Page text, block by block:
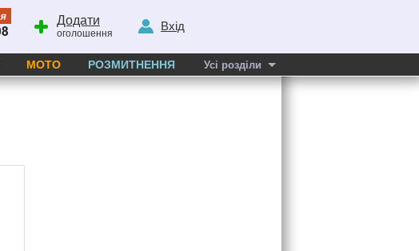
Додати
оголошення
Вхід
МОТО РОЗМИТНЕННЯ Усі розділи